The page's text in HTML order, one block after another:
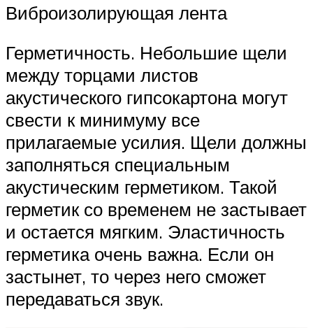
Виброизолирующая лента
Герметичность. Небольшие щели
между торцами листов
акустического гипсокартона могут
свести к минимуму все
прилагаемые усилия. Щели должны
заполняться специальным
акустическим герметиком. Такой
герметик со временем не застывает
и остается мягким. Эластичность
герметика очень важна. Если он
застынет, то через него сможет
передаваться звук.